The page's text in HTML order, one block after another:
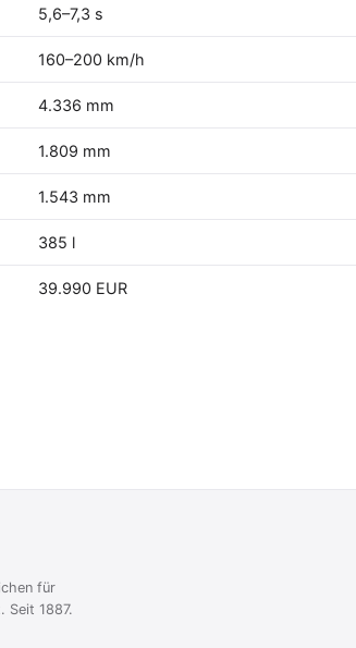
5,6–7,3 s
160–200 km/h
4.336 mm
1.809 mm
1.543 mm
385 l
39.990 EUR
für
Seit 1887.